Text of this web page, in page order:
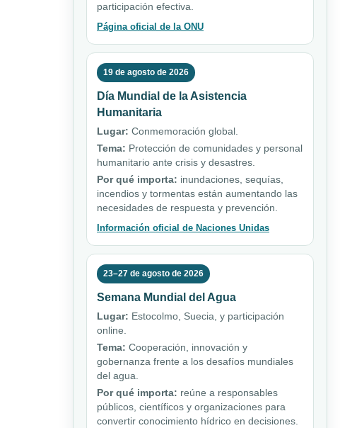
participación efectiva.
Página oficial de la ONU
19 de agosto de 2026
Día Mundial de la Asistencia
Humanitaria
Lugar: Conmemoración global.
Tema: Protección de comunidades y personal
humanitario ante crisis y desastres.
Por qué importa: inundaciones, sequías,
incendios y tormentas están aumentando las
necesidades de respuesta y prevención.
Información oficial de Naciones Unidas
23–27 de agosto de 2026
Semana Mundial del Agua
Lugar: Estocolmo, Suecia, y participación
online.
Tema: Cooperación, innovación y
gobernanza frente a los desafíos mundiales
del agua.
Por qué importa: reúne a responsables
públicos, científicos y organizaciones para
convertir conocimiento hídrico en decisiones.